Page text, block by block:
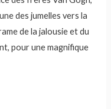
des jumelles vers la
de la jalousie et du
pour une magnifique